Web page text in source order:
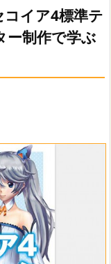
次へ

検索
コイア4標準テ
ー制作で学ぶ